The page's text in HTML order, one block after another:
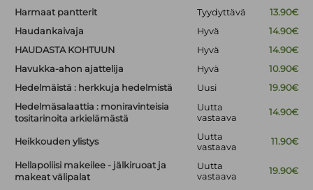
Harmaat pantterit
Tyydyttävä
13.90€
Haudankaivaja
Hyvä
14.90€
HAUDASTA KOHTUUN
Hyvä
14.90€
Havukka-ahon ajattelija
Hyvä
10.90€
Hedelmäistä : herkkuja hedelmistä
Uusi
19.90€
Hedelmäsalaattia : moniravinteisia
tositarinoita arkielämästä
Uutta
vastaava
14.90€
Heikkouden ylistys
Uutta
vastaava
11.90€
Hellapoliisi makeilee - jälkiruoat ja
makeat välipalat
Uutta
vastaava
19.90€